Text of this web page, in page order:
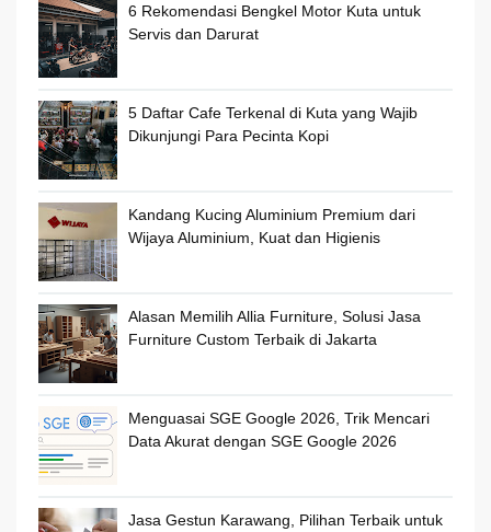
6 Rekomendasi Bengkel Motor Kuta untuk
Servis dan Darurat
5 Daftar Cafe Terkenal di Kuta yang Wajib
Dikunjungi Para Pecinta Kopi
Kandang Kucing Aluminium Premium dari
Wijaya Aluminium, Kuat dan Higienis
Alasan Memilih Allia Furniture, Solusi Jasa
Furniture Custom Terbaik di Jakarta
Menguasai SGE Google 2026, Trik Mencari
Data Akurat dengan SGE Google 2026
Jasa Gestun Karawang, Pilihan Terbaik untuk